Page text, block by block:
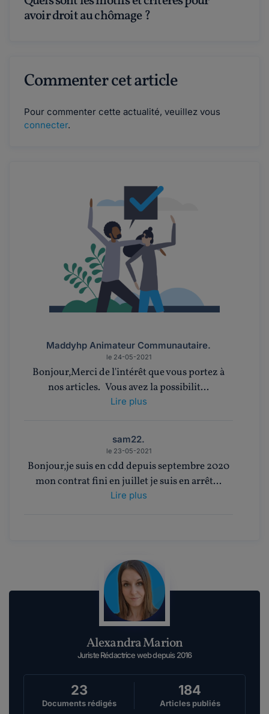
avoir droit au chômage ?
Commenter cet article
Pour commenter cette actualité, veuillez vous
connecter.
Maddyhp Animateur Communautaire.
le 24-05-2021
Bonjour,Merci de l'intérêt que vous portez à
nos articles. Vous avez la possibilit...
Lire plus
sam22.
le 23-05-2021
Bonjour,je suis en cdd depuis septembre 2020
mon contrat fini en juillet je suis en arrêt...
Lire plus
Bonjour, j’envisage une démission reconversion
et ma situation est la suivante : j&...
Lire plus
Daniel Le Grange.
le 11-01-2021
[EDIT MODERATION : commentaire supprimé
Maimouna Patrick olsen.
Alexandra Marion
Juriste Rédactrice web depuis 2016
23
Documents rédigés
184
Articles publiés